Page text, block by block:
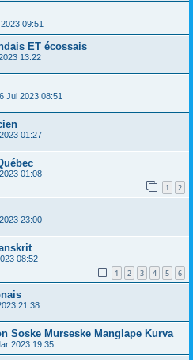
09:51
ET écossais
13:22
Jul 2023 08:51
01:27
01:08
1 2
23:00
08:52
1 2 3 4 5 6
21:38
Soske Murseske Manglape Kurva
2023 19:35